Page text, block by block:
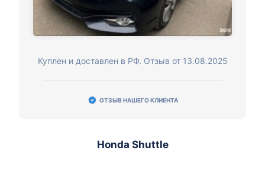
Куплен и доставлен в РФ. Отзыв от 13.08.2025
ОТЗЫВ НАШЕГО КЛИЕНТА
Honda Shuttle